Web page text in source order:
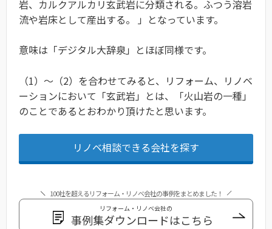
岩、カルクアルカリ玄武岩に分類される。ふつう溶岩
流や岩床として産出する。 」となっています。
意味は「デジタル大辞泉」とほぼ同様です。
（1）〜（2）を合わせてみると、リフォーム、リノベ
ーションにおいて「玄武岩」とは、「火山岩の一種」
のことであるとおわかり頂けたと思います。
リノベ相談できる会社を探す
100社を超えるリフォーム・リノベ会社の事例をまとめました！
リフォーム・リノベ会社の
事例集ダウンロードはこちら